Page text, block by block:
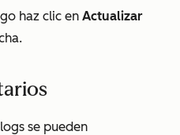
haz clic en Actualizar
se pueden